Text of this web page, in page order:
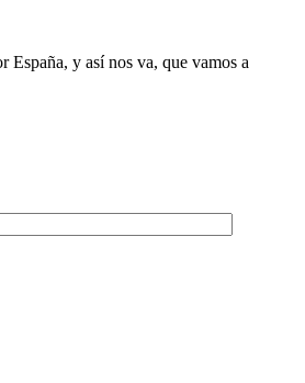
España, y así nos va, que vamos a